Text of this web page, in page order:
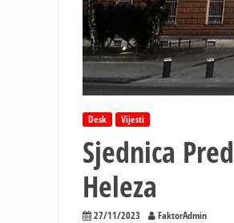
Desk Vijesti
Sjednica
Heleza
27/11/2023 FaktorAdmin